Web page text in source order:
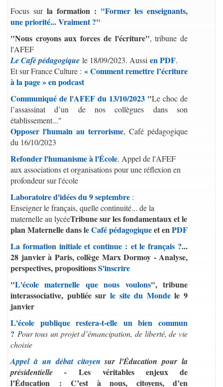
Focus sur la formation : "Former les enseignants,
une priorité... Vraiment ?"
"Nous croyons aux forces de l'écriture", tribune de
l'AFEF
Le Café pédagogique le 18/09/2023. Aussi en PDF.
Et sur France Culture : « Comment remettre l’écriture
à la page » en podcast
Communiqué de l'AFEF du 13/10/2023 "Le choc de
l’assassinat d’un de nos collègues dans son
établissement..."
Opposer l'humain au terrorisme, Café pédagogique
du 16/10/2023
Refonder l'humanisme à l'École. Appel de l'AFEF
aux associations et organisations pour une réflexion en
profondeur sur l'école
Laboratoire d'idées du 9 septembre :
Enseigner le français, quelle continuité... de la
maternelle au lycéeTribune sur les fondamentaux et le
plan Maternelle dans le Café pédagogiqueet enPDF
La formation initiale et continue : et le français ?...
28 janvier à Paris, collège Marx Dormoy - Analyse,
perspectives, propositionsS'inscrire
"L'école maternelle que nous voulons", tribune
interassociative, publiée sur le site du Mondele 9
janvier
L'école publique restera-t-elle un bien commun
? Pour tous un projet d’émancipation, de liberté, de vie
choisie
Appel à un débat citoyen sur l'Éducation pour la
présidentielle -Les véritables enjeux de
l’Éducation : C’est à nous, citoyens, d’en